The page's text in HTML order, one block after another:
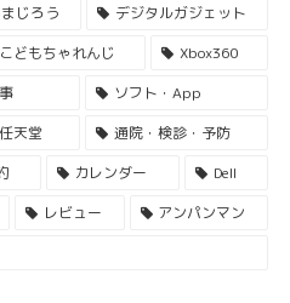
まじろう
デジタルガジェット
こどもちゃれんじ
Xbox360
ソフト・App
任天堂
通院・検診・予防
カレンダー
Dell
レビュー
アンパンマン